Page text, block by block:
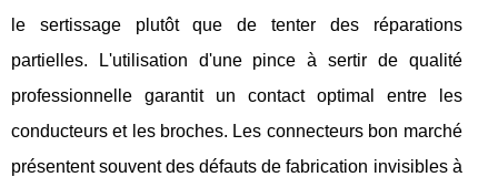
le sertissage plutôt que de tenter des réparations
partielles. L'utilisation d'une pince à sertir de qualité
professionnelle garantit un contact optimal entre les
conducteurs et les broches. Les connecteurs bon marché
présentent souvent des défauts de fabrication invisibles à